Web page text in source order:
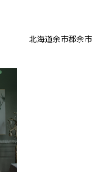
北海道余市郡余市